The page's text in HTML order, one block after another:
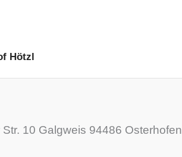
Hötzl
10 Galgweis 94486 Osterhofen